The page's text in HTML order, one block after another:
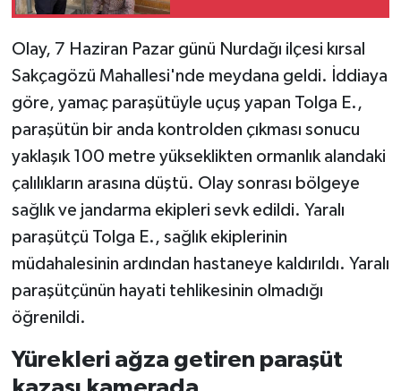
Olay, 7 Haziran Pazar günü Nurdağı ilçesi kırsal
Sakçagözü Mahallesi'nde meydana geldi. İddiaya
göre, yamaç paraşütüyle uçuş yapan Tolga E.,
paraşütün bir anda kontrolden çıkması sonucu
yaklaşık 100 metre yükseklikten ormanlık alandaki
çalılıkların arasına düştü. Olay sonrası bölgeye
sağlık ve jandarma ekipleri sevk edildi. Yaralı
paraşütçü Tolga E., sağlık ekiplerinin
müdahalesinin ardından hastaneye kaldırıldı. Yaralı
paraşütçünün hayati tehlikesinin olmadığı
öğrenildi.
Yürekleri ağza getiren paraşüt